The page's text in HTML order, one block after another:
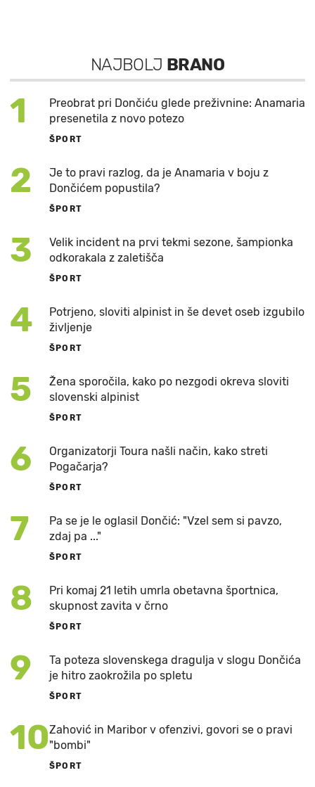
NAJBOLJ BRANO
1
Preobrat pri Dončiću glede preživnine: Anamaria
presenetila z novo potezo
ŠPORT
2
Je to pravi razlog, da je Anamaria v boju z
Dončićem popustila?
ŠPORT
3
Velik incident na prvi tekmi sezone, šampionka
odkorakala z zaletišča
ŠPORT
4
Potrjeno, sloviti alpinist in še devet oseb izgubilo
življenje
ŠPORT
5
Žena sporočila, kako po nezgodi okreva sloviti
slovenski alpinist
ŠPORT
6
Organizatorji Toura našli način, kako streti
Pogačarja?
ŠPORT
7
Pa se je le oglasil Dončić: "Vzel sem si pavzo,
zdaj pa ..."
ŠPORT
8
Pri komaj 21 letih umrla obetavna športnica,
skupnost zavita v črno
ŠPORT
9
Ta poteza slovenskega dragulja v slogu Dončića
je hitro zaokrožila po spletu
ŠPORT
10Zahović in Maribor v ofenzivi, govori se o pravi
"bombi"
ŠPORT